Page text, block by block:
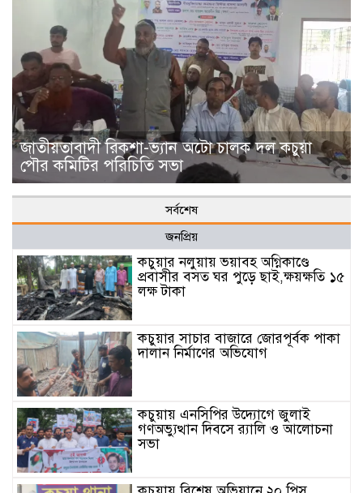
জাতীয়তাবাদী রিকশা-ভ্যান অটো চালক দল কচুয়া
পৌর কমিটির পরিচিতি সভা
সর্বশেষ
জনপ্রিয়
কচুয়ার নলুয়ায় ভয়াবহ অগ্নিকাণ্ডে
প্রবাসীর বসত ঘর পুড়ে ছাই,ক্ষয়ক্ষতি ১৫
লক্ষ টাকা
কচুয়ার সাচার বাজারে জোরপূর্বক পাকা
দালান নির্মাণের অভিযোগ
কচুয়ায় এনসিপির উদ্যোগে জুলাই
গণঅভ্যুত্থান দিবসে র‌্যালি ও আলোচনা
সভা